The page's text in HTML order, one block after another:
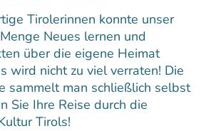
Tirolerinnen konnte unser
Neues lernen und
über die eigene Heimat
wird nicht zu viel verraten! Die
sammelt man schließlich selbst
Sie Ihre Reise durch die
Tirols!